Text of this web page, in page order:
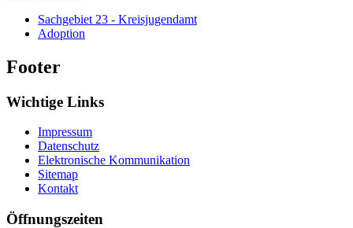
Sachgebiet 23 - Kreisjugendamt
Adoption
Footer
Wichtige Links
Impressum
Datenschutz
Elektronische Kommunikation
Sitemap
Kontakt
Öffnungszeiten